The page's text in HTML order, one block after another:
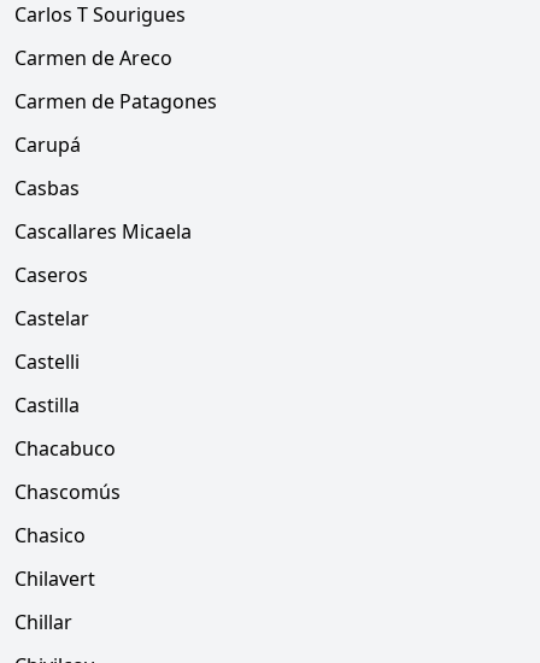
Carlos T Sourigues
Carmen de Areco
Carmen de Patagones
Carupá
Casbas
Cascallares Micaela
Caseros
Castelar
Castelli
Castilla
Chacabuco
Chascomús
Chasico
Chilavert
Chillar